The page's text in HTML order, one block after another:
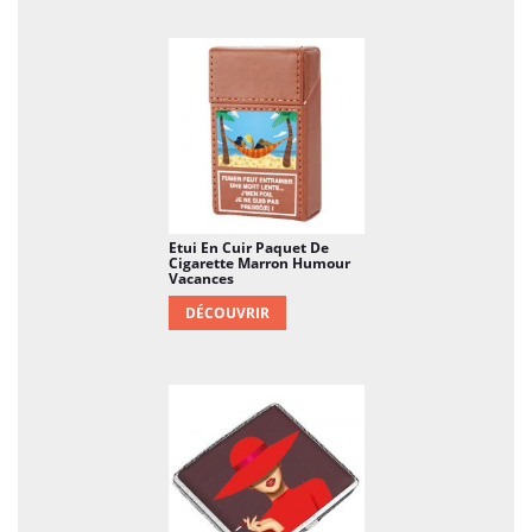
L’étui est fabriqué à partir de matériaux
robustes qui garantissent une longue durée de
vie et une protection efficace pour vos
cigarettes. La surface de l’étui est lisse et
brillante, offrant une reproduction haute
La Grande Vagueavec des détails
soignés et précis, presque comme une
miniature d’une œuvre d’art de musée. Conçu
pour résister aux chocs et aux rayures, cet étui
protège non seulement vos cigarettes, mais
malgré une utilisation quotidienne. L’intérieur
est soigneusement aménagé avec un
revêtement doux, offrant un espace de
rangement sécurisé pour vos cigarettes, les
protégeant de l’humidité, des chocs ou des
Etui En Cuir Paquet De
Cigarette Marron Humour
Vacances
DÉCOUVRIR